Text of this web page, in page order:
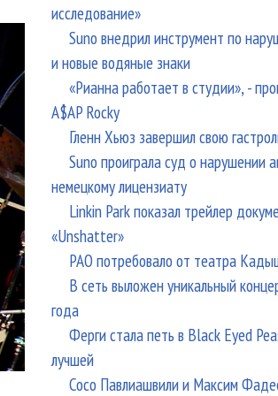
исследование»
Suno внедрил инструмент по
и новые водяные знаки
«Рианна работает в студии», -
A$AP Rocky
Гленн Хьюз завершил свою
Suno проиграла суд о нарушении
немецкому лицензиату
Linkin Park показал трейлер
«Unshatter»
РАО потребовало от театра
В сеть выложен уникальный
года
Ферги стала петь в Black Eyed
лучшей
Сосо Павлиашвили и Максим